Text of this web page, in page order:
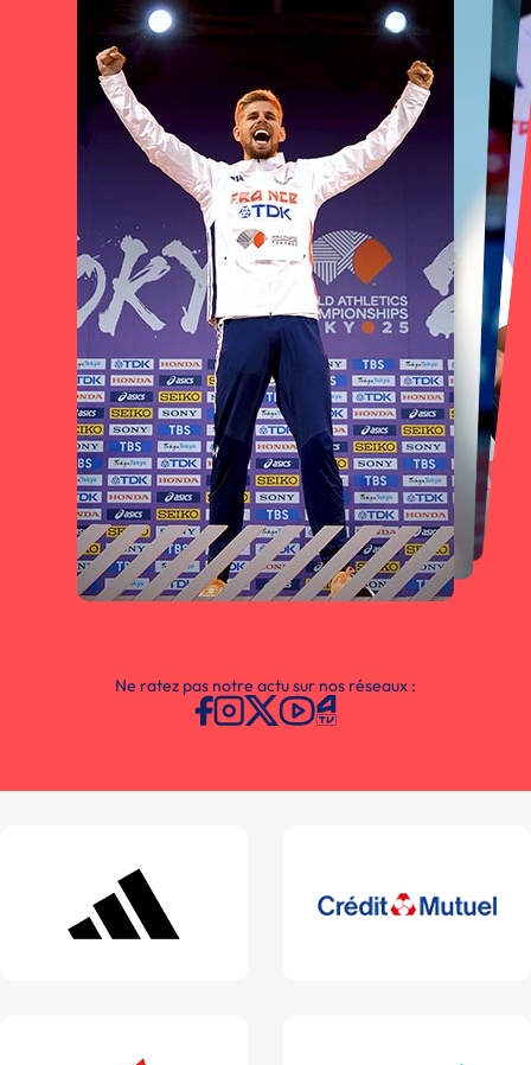
Ne ratez pas notre actu sur nos réseaux :